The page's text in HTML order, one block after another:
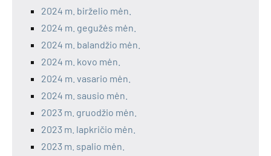
2024 m. birželio mėn.
2024 m. gegužės mėn.
2024 m. balandžio mėn.
2024 m. kovo mėn.
2024 m. vasario mėn.
2024 m. sausio mėn.
2023 m. gruodžio mėn.
2023 m. lapkričio mėn.
2023 m. spalio mėn.